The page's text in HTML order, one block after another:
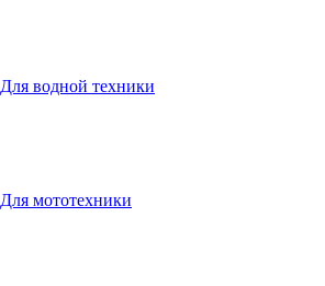
Для водной техники
Для мототехники